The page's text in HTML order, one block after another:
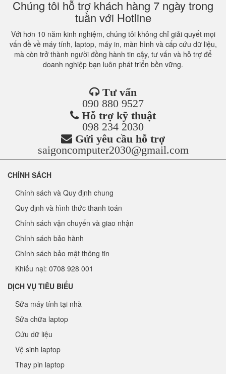
Chúng tôi hỗ trợ khách hàng 7 ngày trong
tuần với Hotline
Với hơn 10 năm kinh nghiệm, chúng tôi không chỉ giải quyết mọi
vấn đề về máy tính, laptop, máy in, màn hình và cấp cứu dữ liệu,
mà còn trở thành người đồng hành tin cậy, tư vấn và hỗ trợ để
doanh nghiệp bạn luôn phát triển bền vững.
Tư vấn
090 880 9527
Hỗ trợ kỹ thuật
098 234 2030
Gửi yêu cầu hỗ trợ
saigoncomputer2030@gmail.com
CHÍNH SÁCH
Chính sách và Quy định chung
Quy định và hình thức thanh toán
Chính sách vận chuyển và giao nhận
Chính sách bảo hành
Chính sách bảo mật thông tin
Khiếu nại: 0708 928 001
DỊCH VỤ TIÊU BIỂU
Sửa máy tính tại nhà
Sửa chữa laptop
Cứu dữ liệu
Vệ sinh laptop
Thay pin laptop